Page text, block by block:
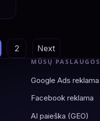
2 Next
MŪSŲ PASLAUGOS
Google Ads reklama
Facebook reklama
AI paieška (GEO)